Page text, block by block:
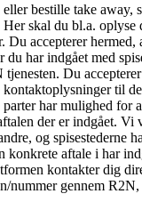
bestille take away,
skal du bl.a. oplyse
Du accepterer hermed,
har indgået med
Du
til
parter har mulighed for
der er indgået.
og spisestederne
konkrete aftale i har
kontakter dig
nummer gennem